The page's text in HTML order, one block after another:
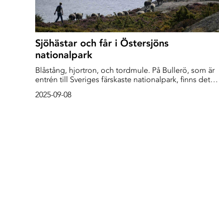
Sjöhästar och får i Östersjöns
nationalpark
Blåstång, hjortron, och tordmule. På Bullerö, som är
entrén till Sveriges färskaste nationalpark, finns det
där för att primadonnan Zarah Leander inte ville bada
2025-09-08